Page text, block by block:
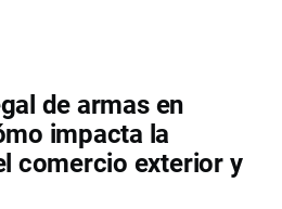
de armas en
impacta la
comercio exterior y